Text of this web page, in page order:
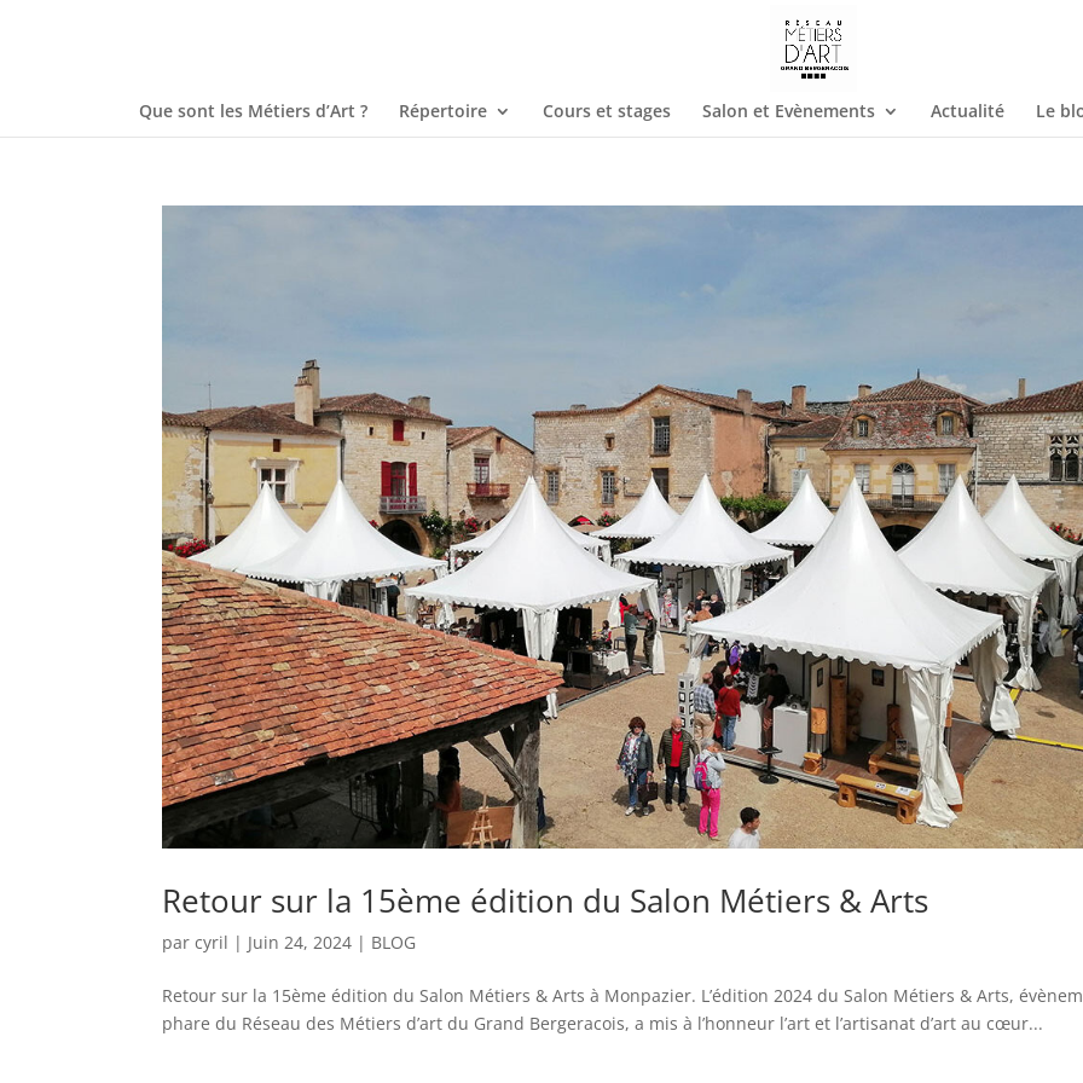
Que sont les Métiers d’Art ? Répertoire Cours et stages Salon et Evènements Actualité Le
Retour sur la 15ème édition du Salon Métiers & Arts
parcyril | Juin 24, 2024 | BLOG
Retour sur la 15ème édition du Salon Métiers & Arts à Monpazier. L’édition 2024 du Salon Métiers & Arts,
phare du Réseau des Métiers d’art du Grand Bergeracois, a mis à l’honneur l’art et l’artisanat d’art au cœur...